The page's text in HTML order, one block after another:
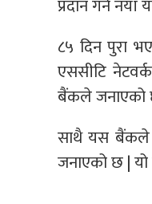
प्रदान गर्ने
८५ दिन पुरा
एससीटि
बैंकले जनाएको
साथै यस बैंकले १
जनाएको छ |